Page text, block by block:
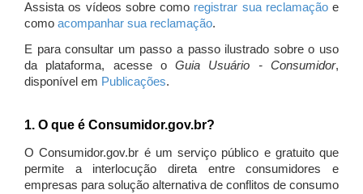
Assista os vídeos sobre como registrar sua reclamaçãoe
como acompanhar sua reclamação.
E para consultar um passo a passo ilustrado sobre o uso
da plataforma, acesse oGuia Usuário - Consumidor,
disponível em Publicações.
1. O que é Consumidor.gov.br?
O Consumidor.gov.br é um serviço público e gratuito que
permite a interlocução direta entre consumidores e
empresas para solução alternativa de conflitos de consumo